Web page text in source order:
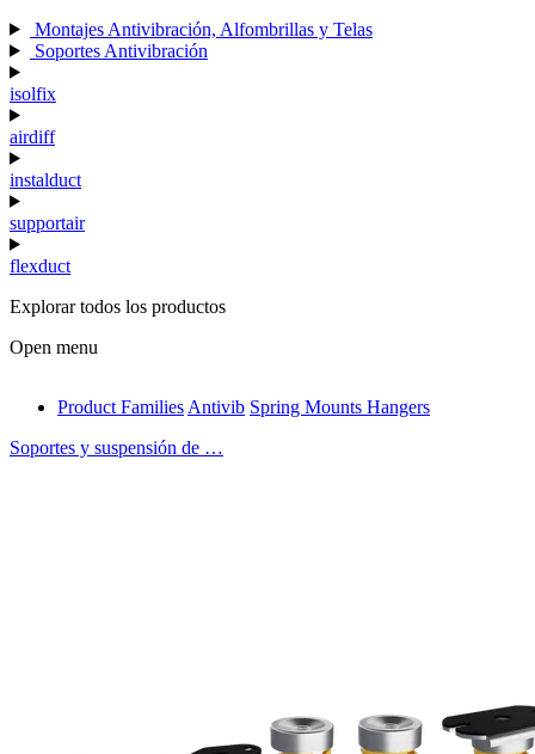
Montajes Antivibración, Alfombrillas y Telas
Soportes Antivibración
isolfix
airdiff
instalduct
supportair
flexduct
Explorar todos los productos
Open menu
antivib
isolfix
Product Families Antivib Spring Mounts Hangers
Soportes y suspensión de …